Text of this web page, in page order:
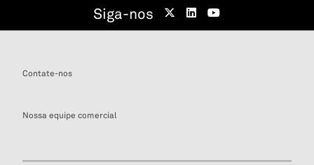
Siga-nos
Contate-nos
Nossa equipe comercial